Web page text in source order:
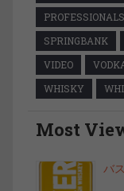
PROFESSIONALS
SPRINGBANK
VIDEO
WHISKY
Most
バ